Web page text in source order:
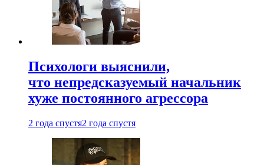
Психологи выяснили,
что непредсказуемый начальник
хуже постоянного агрессора
2 года спустя2 года спустя